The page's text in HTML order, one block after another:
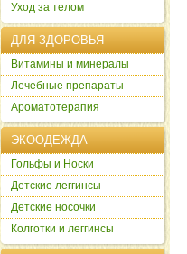
Уход за телом
ДЛЯ ЗДОРОВЬЯ
Витамины и минералы
Лечебные препараты
Ароматотерапия
ЭКООДЕЖДА
Гольфы и Носки
Детские леггинсы
Детские носочки
Колготки и леггинсы